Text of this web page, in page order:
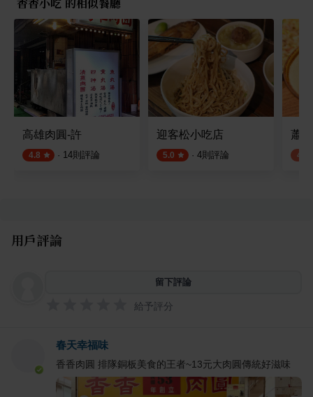
高雄肉圓-許
4.8 · 14則評論
迎客松小吃店
5.0 · 4則評論
蕭
4.1
用戶評論
留下評論
給予評分
春天幸福味
香香肉圓 排隊銅板美食的王者~13元大肉圓傳統好滋味